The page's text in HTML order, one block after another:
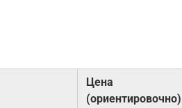
Цена
(ориентировочно)